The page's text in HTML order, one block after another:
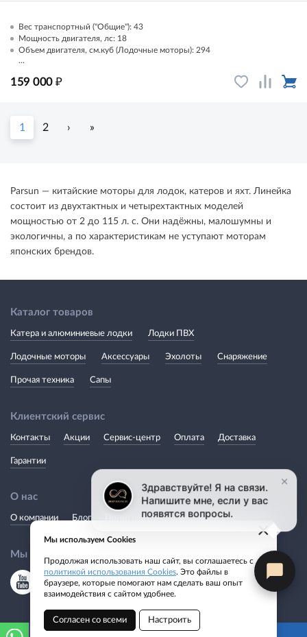
Вес транспортный ("Общие"): 43
Мощность двигателя, лс: 18
Объем двигателя, см.куб (Лодочные моторы): 294
...
159 000 ₽
1 2 › »
Parsun — китайские моторы для лодок, катеров и яхт. Линейка
состоит из двухтактных и четырехтактных моделей
мощностью от 2 до 115 л. с. Они надёжны, малошумны и
экологичны, а по характеристикам не уступают моторам
японских брендов.
Каталог товаров
Катера и алюминиевые лодки Лодки ПВХ
Лодочные моторы Аксессуары Эхолоты Снаряжение
Прочая техника Сапы
Клиентский сервис
Контакты Акции Сервис-центр Оплата Доставка
Гарантии
О нас
О компании Блог Политика конфиденциальности
Мы в соцсетях
+7-916-269-88-66 Лесосибирск
×
Мы используем Cookies
Продолжая использовать наш сайт, вы соглашаетесь с
политикой использования Cookies. Это файлы в
браузере, которые помогают нам сделать ваш опыт
взаимодействия с сайтом удобнее.
Согласен со всеми Настроить